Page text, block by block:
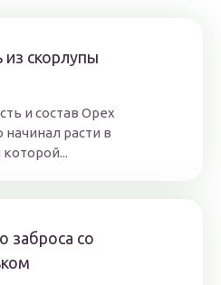
скорлупы
и состав Орех
расти в
заброса со